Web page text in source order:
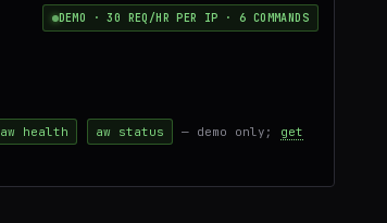
DEMO · 30 REQ/HR PER IP · 6 COMMANDS
aw health aw status — demo only; get